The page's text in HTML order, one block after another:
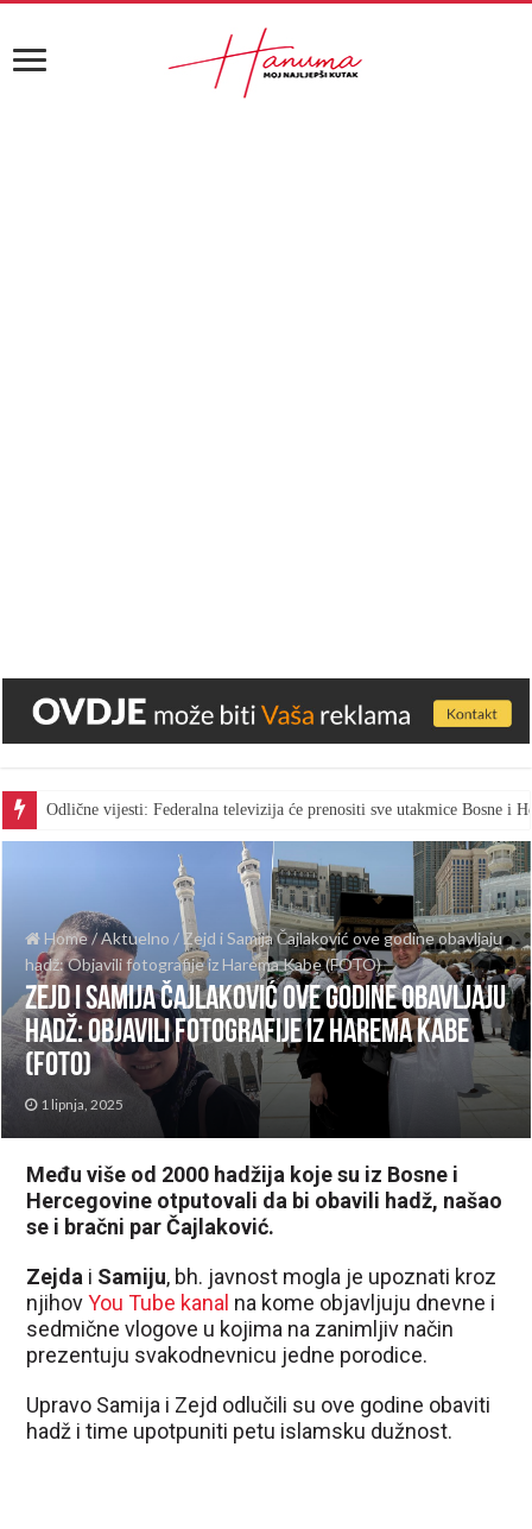
Odlične vijesti: Federalna televizija će prenositi sve utakmice Bosne i
Home/Aktuelno /Zejd i Samija Čajlaković ove godine obavljaju
hadž: Objavili fotografije iz Harema Kabe (FOTO)
Zejd i Samija Čajlaković ove godine obavljaju
hadž: Objavili fotografije iz Harema Kabe
(FOTO)
1 lipnja, 2025
Među više od 2000 hadžija koje su iz Bosne i
Hercegovine otputovali da bi obavili hadž, našao
se i bračni par Čajlaković.
Zejda i Samiju, bh. javnost mogla je upoznati kroz
njihovYou Tube kanal na kome objavljuju dnevne i
sedmične vlogove u kojima na zanimljiv način
prezentuju svakodnevnicu jedne porodice.
Upravo Samija i Zejd odlučili su ove godine obaviti
hadž i time upotpuniti petu islamsku dužnost.